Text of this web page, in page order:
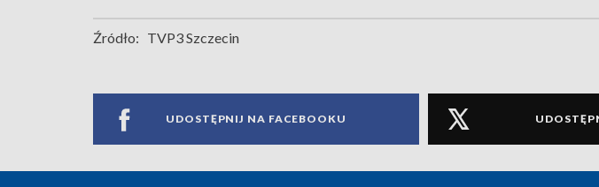
Źródło: TVP3 Szczecin
UDOSTĘPNIJ NA FACEBOOKU